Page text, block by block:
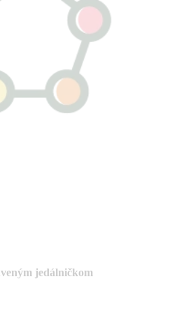
jedálničkom